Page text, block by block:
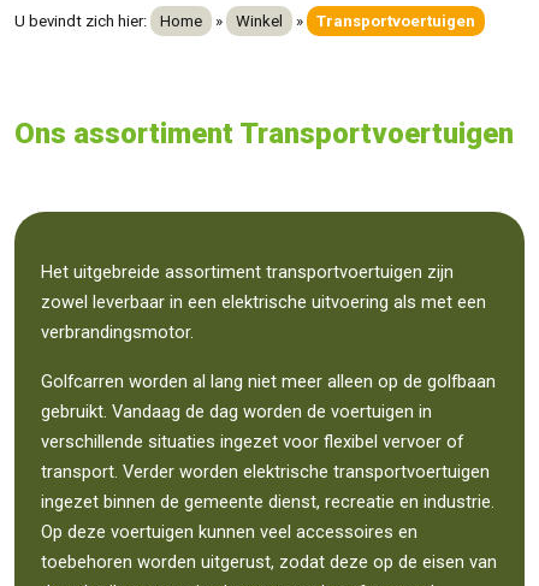
U bevindt zich hier: Home » Winkel » Transportvoertuigen
Ons assortiment Transportvoertuigen
Het uitgebreide assortiment transportvoertuigen zijn
zowel leverbaar in een elektrische uitvoering als met een
verbrandingsmotor.
Golfcarren worden al lang niet meer alleen op de golfbaan
gebruikt. Vandaag de dag worden de voertuigen in
verschillende situaties ingezet voor flexibel vervoer of
transport. Verder worden elektrische transportvoertuigen
ingezet binnen de gemeente dienst, recreatie en industrie.
Op deze voertuigen kunnen veel accessoires en
toebehoren worden uitgerust, zodat deze op de eisen van